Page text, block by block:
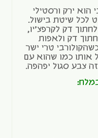
הוא ירק ורסטילי
שיטת בישול.
דק לקרפצ'יו,
דק ולאפות
טרי ישר
אותו כמו שהוא עם
צבע סגול יפהפה.